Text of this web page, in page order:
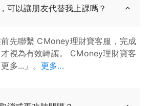
可以讓朋友代替我上課嗎？
先聯繫 CMoney理財寶客服，完成
視為有效轉讓。 CMoney理財寶客
多...」。 更多...